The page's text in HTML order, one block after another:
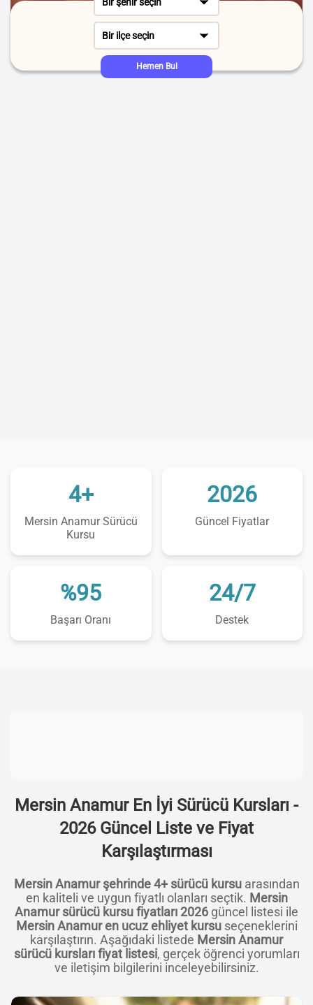
Bir ilçe seçin
Hemen Bul
4+
Mersin Anamur Sürücü
Kursu
2026
Güncel Fiyatlar
%95
Başarı Oranı
24/7
Destek
Mersin Anamur En İyi Sürücü Kursları -
2026 Güncel Liste ve Fiyat
Karşılaştırması
Mersin Anamur şehrinde 4+ sürücü kursuarasından
en kaliteli ve uygun fiyatlı olanları seçtik. Mersin
Anamur sürücü kursu fiyatları 2026 güncel listesi ile
Mersin Anamur en ucuz ehliyet kursuseçeneklerini
karşılaştırın. Aşağıdaki listede Mersin Anamur
sürücü kursları fiyat listesi, gerçek öğrenci yorumları
ve iletişim bilgilerini inceleyebilirsiniz.